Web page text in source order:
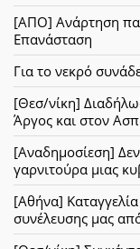
[ΑΠΟ] Ανάρτηση
Επανάσταση
Για το νεκρό
[Θεσ/νίκη]
Άργος και στον
[Αναδημοσίεση]
γαρνιτούρα μιας
[Αθήνα]
συνέλευσης μας